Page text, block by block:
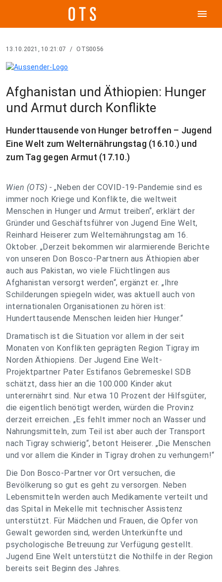
menu
13.10.2021, 10:21:07 / OTS0056
Afghanistan und Äthiopien: Hunger
und Armut durch Konflikte
Hunderttausende von Hunger betroffen – Jugend
Eine Welt zum Welternährungstag (16.10.) und
zum Tag gegen Armut (17.10.)
Wien (OTS) - „Neben der COVID-19-Pandemie sind es
immer noch Kriege und Konflikte, die weltweit
Menschen in Hunger und Armut treiben“, erklärt der
Gründer und Geschäftsführer von Jugend Eine Welt,
Reinhard Heiserer zum Welternährungstag am 16.
Oktober. „Derzeit bekommen wir alarmierende Berichte
von unseren Don Bosco-Partnern aus Äthiopien aber
auch aus Pakistan, wo viele Flüchtlingen aus
Afghanistan versorgt werden“, ergänzt er. „Ihre
Schilderungen spiegeln wider, was aktuell auch von
internationalen Organisationen zu hören ist:
Hunderttausende Menschen leiden hier Hunger.“
Dramatisch ist die Situation vor allem in der seit
Monaten von Konflikten geprägten Region Tigray im
Norden Äthiopiens. Der Jugend Eine Welt-
Projektpartner Pater Estifanos Gebremeskel SDB
schätzt, dass hier an die 100.000 Kinder akut
unterernährt sind. Nur etwa 10 Prozent der Hilfsgüter,
die eigentlich benötigt werden, würden die Provinz
derzeit erreichen. „Es fehlt immer noch an Wasser und
Nahrungsmitteln, zum Teil ist aber auch der Transport
nach Tigray schwierig“, betont Heiserer. „Die Menschen
und vor allem die Kinder in Tigray drohen zu verhungern!“
Die Don Bosco-Partner vor Ort versuchen, die
Bevölkerung so gut es geht zu versorgen. Neben
Lebensmitteln werden auch Medikamente verteilt und
das Spital in Mekelle mit technischer Assistenz
unterstützt. Für Mädchen und Frauen, die Opfer von
Gewalt geworden sind, werden Unterkünfte und
psychologische Betreuung zur Verfügung gestellt.
Jugend Eine Welt unterstützt die Nothilfe in der Region
bereits seit Beginn des Jahres.